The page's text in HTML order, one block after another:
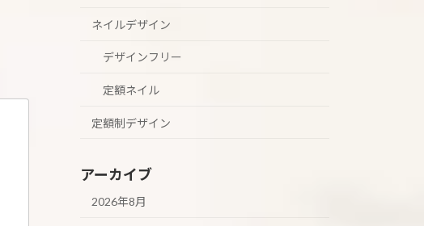
ネイルデザイン
デザインフリー
定額ネイル
定額制デザイン
アーカイブ
2026年8月